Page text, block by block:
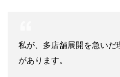
私が、多店舗展開を急い
があります。